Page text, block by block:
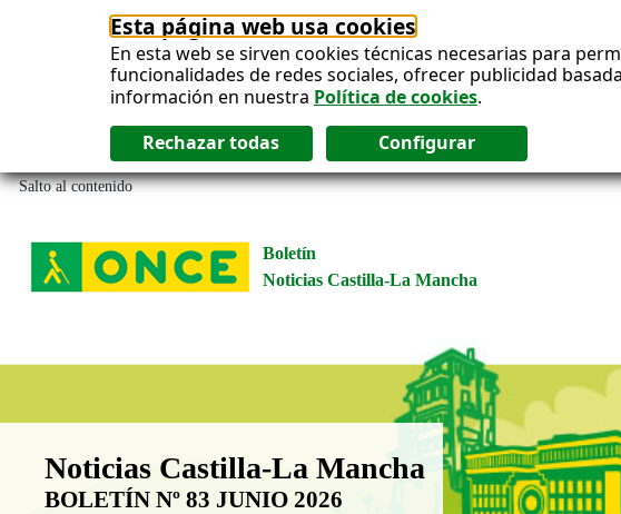
Esta página web usa cookies
En esta web se sirven cookies técnicas necesarias para
funcionalidades de redes sociales, ofrecer publicidad
información en nuestra Política de cookies.
Salto al contenido
Boletín
Noticias Castilla-La Mancha
Boletín Noticias Castilla-La Mancha
Noticias Castilla-La Mancha
BOLETÍN Nº 83 JUNIO 2026